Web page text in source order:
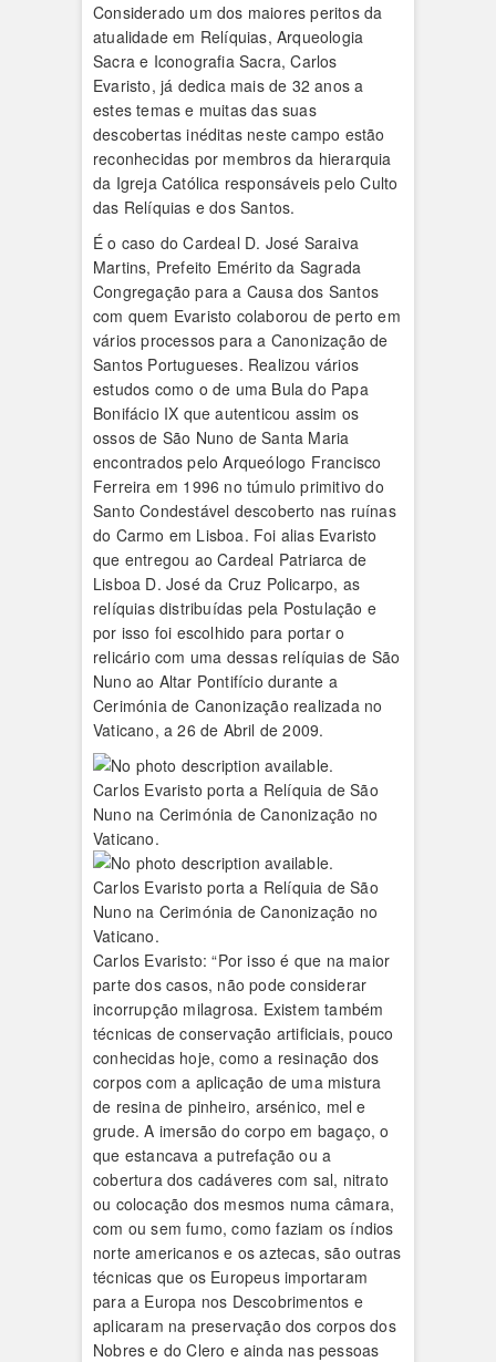
Considerado um dos maiores peritos da
atualidade em Relíquias, Arqueologia
Sacra e Iconografia Sacra, Carlos
Evaristo, já dedica mais de 32 anos a
estes temas e muitas das suas
descobertas inéditas neste campo estão
reconhecidas por membros da hierarquia
da Igreja Católica responsáveis pelo Culto
das Relíquias e dos Santos.
É o caso do Cardeal D. José Saraiva
Martins, Prefeito Emérito da Sagrada
Congregação para a Causa dos Santos
com quem Evaristo colaborou de perto em
vários processos para a Canonização de
Santos Portugueses. Realizou vários
estudos como o de uma Bula do Papa
Bonifácio IX que autenticou assim os
ossos de São Nuno de Santa Maria
encontrados pelo Arqueólogo Francisco
Ferreira em 1996 no túmulo primitivo do
Santo Condestável descoberto nas ruínas
do Carmo em Lisboa. Foi alias Evaristo
que entregou ao Cardeal Patriarca de
Lisboa D. José da Cruz Policarpo, as
relíquias distribuídas pela Postulação e
por isso foi escolhido para portar o
relicário com uma dessas relíquias de São
Nuno ao Altar Pontifício durante a
Cerimónia de Canonização realizada no
Vaticano, a 26 de Abril de 2009.
Carlos Evaristo porta a Relíquia de São
Nuno na Cerimónia de Canonização no
Vaticano.
Carlos Evaristo porta a Relíquia de São
Nuno na Cerimónia de Canonização no
Vaticano.
Carlos Evaristo: “Por isso é que na maior
parte dos casos, não pode considerar
incorrupção milagrosa. Existem também
técnicas de conservação artificiais, pouco
conhecidas hoje, como a resinação dos
corpos com a aplicação de uma mistura
de resina de pinheiro, arsénico, mel e
grude. A imersão do corpo em bagaço, o
que estancava a putrefação ou a
cobertura dos cadáveres com sal, nitrato
ou colocação dos mesmos numa câmara,
com ou sem fumo, como faziam os índios
norte americanos e os aztecas, são outras
técnicas que os Europeus importaram
para a Europa nos Descobrimentos e
aplicaram na preservação dos corpos dos
Nobres e do Clero e ainda nas pessoas